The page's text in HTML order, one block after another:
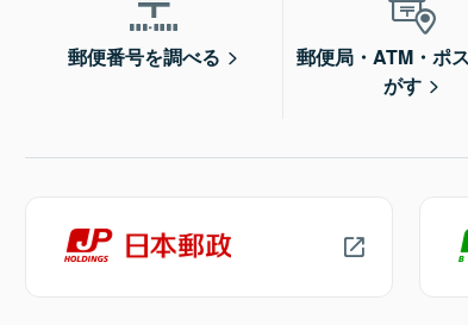
郵便番号を調べる
郵便局・ATM・ポ
がす